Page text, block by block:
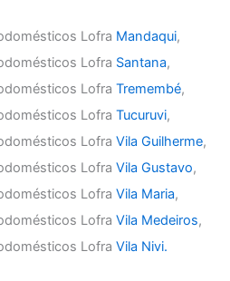
Lofra Mandaqui,
Lofra Santana,
LofraTremembé,
LofraTucuruvi,
LofraVila Guilherme,
LofraVila Gustavo,
LofraVila Maria,
LofraVila Medeiros,
LofraVila Nivi.